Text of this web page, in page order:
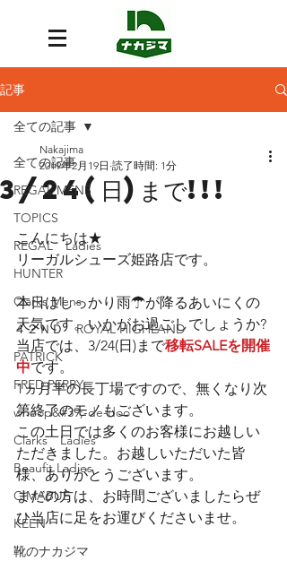
記事
全ての記事
REGAL MENS
TOPICS
REGAL Ladies
HUNTER
Clarks Mens
４２ＮＤ ROYAL HIGHLAND
PATRICK
FRED PERRY
whoop&#39;-de-doo
Clarks Ladies
Beaufit Ladies
CIMABUE
KEEN
靴のナカジマ
全ての記事
3/24(日)まで!!!
Nakajima
2019年2月19日 読了時間: 1分
こんにちは★
リーガルシューズ姫路店です。
本日はしっかり雨☂が降るあいにくの
天気です。いかがお過ごしでしょうか?
当店では、3/24(日)まで移転SALEを開催
中です。
1ヵ月半の長丁場ですので、無くなり次
第終了のモノもございます。
この土日では多くのお客様にお越しい
ただきました。お越しいただいた皆
様、ありがとうございます。
まだの方は、お時間ございましたらぜ
ひ当店に足をお運びくださいませ。